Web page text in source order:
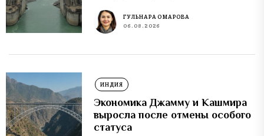
ГУЛЬНАРА ОМАРОВА
06.08.2026
ИНДИЯ
Экономика Джамму и Кашмира
выросла после отмены особого
статуса